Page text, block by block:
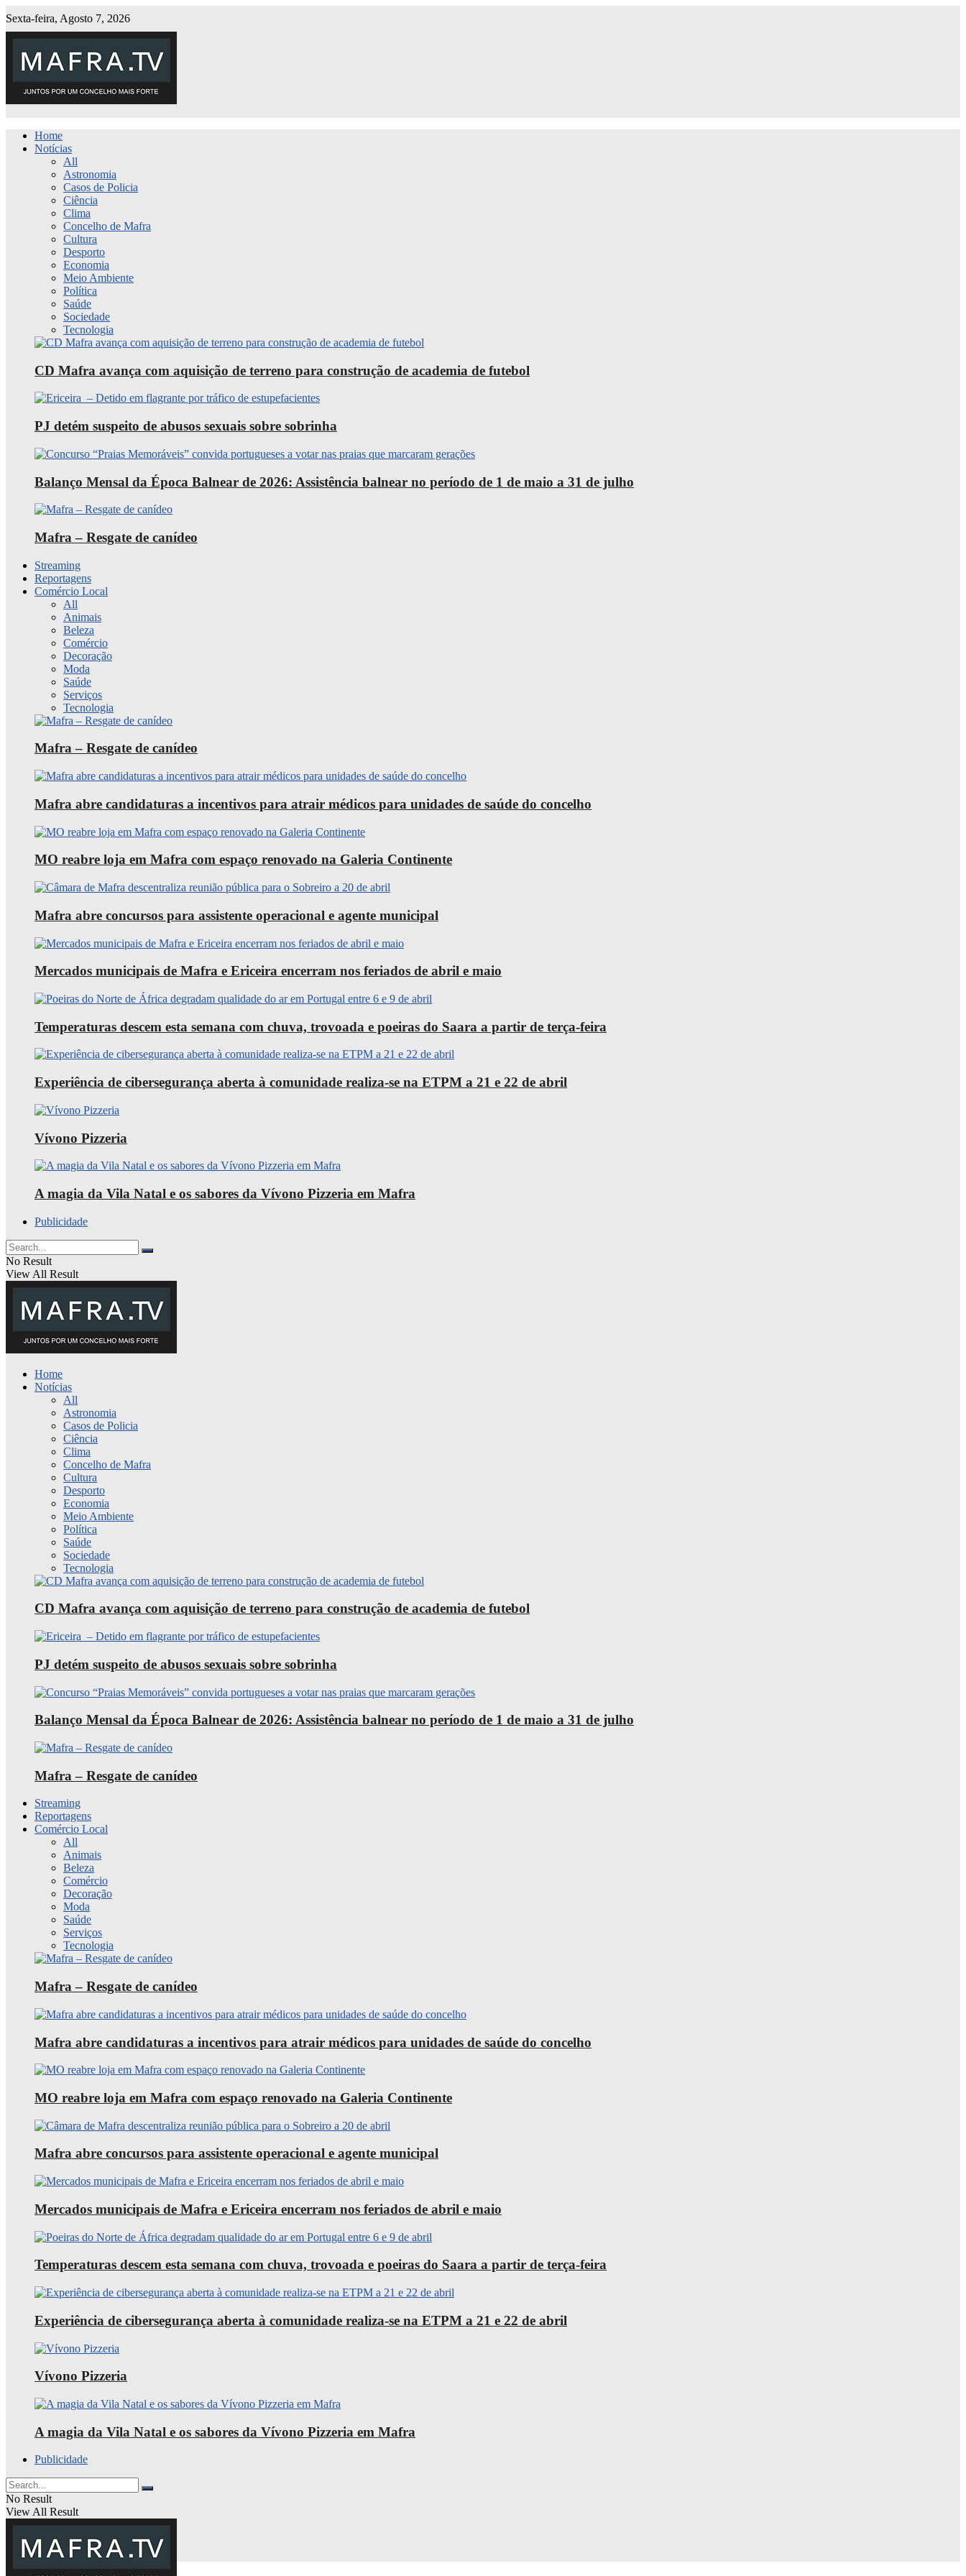
Sexta-feira, Agosto 7, 2026
Home
Notícias
All
Astronomia
Casos de Policia
Ciência
Clima
Concelho de Mafra
Cultura
Desporto
Economia
Meio Ambiente
Política
Saúde
Sociedade
Tecnologia
CD Mafra avança com aquisição de terreno para construção de academia de futebol
PJ detém suspeito de abusos sexuais sobre sobrinha
Balanço Mensal da Época Balnear de 2026: Assistência balnear no período de 1 de maio a 31 de julho
Mafra – Resgate de canídeo
Streaming
Reportagens
Comércio Local
All
Animais
Beleza
Comércio
Decoração
Moda
Saúde
Serviços
Tecnologia
Mafra – Resgate de canídeo
Mafra abre candidaturas a incentivos para atrair médicos para unidades de saúde do concelho
MO reabre loja em Mafra com espaço renovado na Galeria Continente
Mafra abre concursos para assistente operacional e agente municipal
Mercados municipais de Mafra e Ericeira encerram nos feriados de abril e maio
Temperaturas descem esta semana com chuva, trovoada e poeiras do Saara a partir de terça-feira
Experiência de cibersegurança aberta à comunidade realiza-se na ETPM a 21 e 22 de abril
Vívono Pizzeria
A magia da Vila Natal e os sabores da Vívono Pizzeria em Mafra
Publicidade
No Result
View All Result
Home
Notícias
All
Astronomia
Casos de Policia
Ciência
Clima
Concelho de Mafra
Cultura
Desporto
Economia
Meio Ambiente
Política
Saúde
Sociedade
Tecnologia
CD Mafra avança com aquisição de terreno para construção de academia de futebol
PJ detém suspeito de abusos sexuais sobre sobrinha
Balanço Mensal da Época Balnear de 2026: Assistência balnear no período de 1 de maio a 31 de julho
Mafra – Resgate de canídeo
Streaming
Reportagens
Comércio Local
All
Animais
Beleza
Comércio
Decoração
Moda
Saúde
Serviços
Tecnologia
Mafra – Resgate de canídeo
Mafra abre candidaturas a incentivos para atrair médicos para unidades de saúde do concelho
MO reabre loja em Mafra com espaço renovado na Galeria Continente
Mafra abre concursos para assistente operacional e agente municipal
Mercados municipais de Mafra e Ericeira encerram nos feriados de abril e maio
Temperaturas descem esta semana com chuva, trovoada e poeiras do Saara a partir de terça-feira
Experiência de cibersegurança aberta à comunidade realiza-se na ETPM a 21 e 22 de abril
Vívono Pizzeria
A magia da Vila Natal e os sabores da Vívono Pizzeria em Mafra
Publicidade
No Result
View All Result